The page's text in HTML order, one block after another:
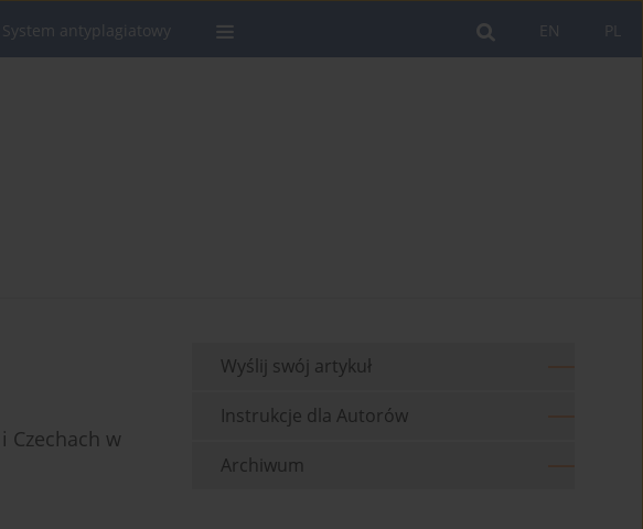
PL
EN
System antyplagiatowy
Czechach w
Wyślij swój artykuł
Instrukcje dla Autorów
Archiwum